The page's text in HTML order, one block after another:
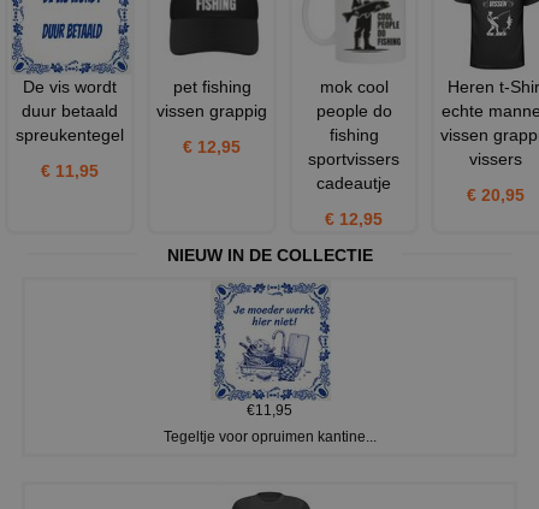
De vis wordt
duur betaald
spreukentegel
€ 11,95
pet fishing
vissen grappig
€ 12,95
mok cool
people do
fishing
sportvissers
cadeautje
€ 12,95
Heren t-
echte
vissen
vissers
€ 20,95
NIEUW IN DE COLLECTIE
€11,95
Tegeltje voor opruimen kantine...